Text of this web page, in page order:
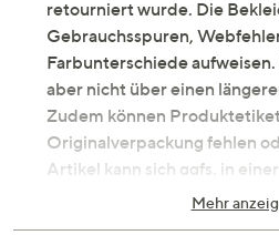
retourniert wurde. Die
Gebrauchsspuren,
Farbunterschiede
aber nicht über einen
Zudem können
Originalverpackung fehlen
Artikel kann sich ggfs. in
Umverpackung befinden.
Mehr